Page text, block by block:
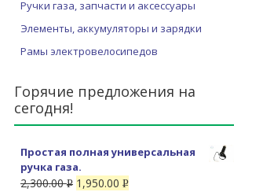
Ручки газа, запчасти и аксессуары
Элементы, аккумуляторы и зарядки
Рамы электровелосипедов
Горячие предложения на
сегодня!
Простая полная универсальная
ручка газа.
2,300.00Р 1,950.00 Р